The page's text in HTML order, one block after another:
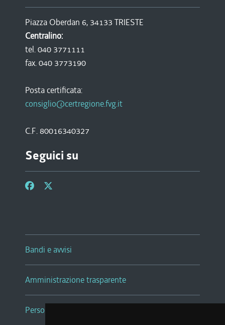
Piazza Oberdan 6, 34133 TRIESTE
Centralino:
tel. 040 3771111
fax. 040 3773190
Posta certificata:
consiglio@certregione.fvg.it
C.F. 80016340327
Seguici su
Bandi e avvisi
Amministrazione trasparente
Persone e Uffici